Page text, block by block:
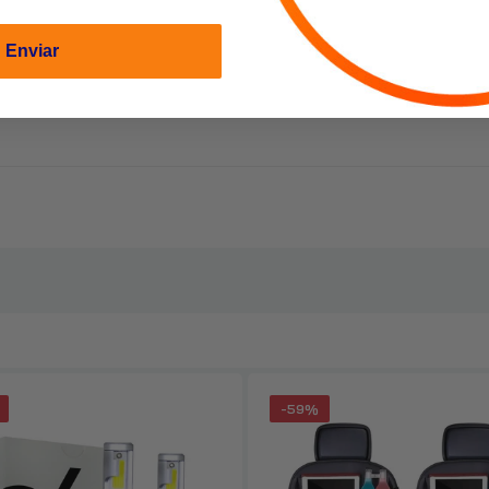
Silla Ejecutiva Malla 122x55x64 cm Negra
Set De 5 Accesorios De Baño Acero Inoxidable Negro o Plata
$32.990
-59%
Enviar